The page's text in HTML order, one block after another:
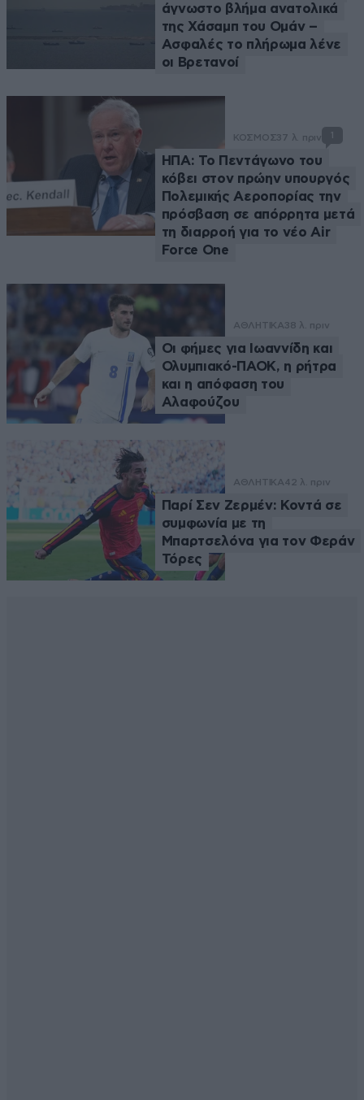
άγνωστο βλήμα ανατολικά
της Χάσαμπ του Ομάν –
Ασφαλές το πλήρωμα λένε
οι Βρετανοί
ΚΟΣΜΟΣ37 λ. πριν 1
ΗΠΑ: Το Πεντάγωνο του
κόβει στον πρώην υπουργός
Πολεμικής Αεροπορίας την
πρόσβαση σε απόρρητα μετά
τη διαρροή για το νέο Air
Force One
ΑΘΛΗΤΙΚΑ38 λ. πριν
Οι φήμες για Ιωαννίδη και
Ολυμπιακό-ΠΑΟΚ, η ρήτρα
και η απόφαση του
Αλαφούζου
ΑΘΛΗΤΙΚΑ42 λ. πριν
Παρί Σεν Ζερμέν: Κοντά σε
συμφωνία με τη
Μπαρτσελόνα για τον Φεράν
Τόρες